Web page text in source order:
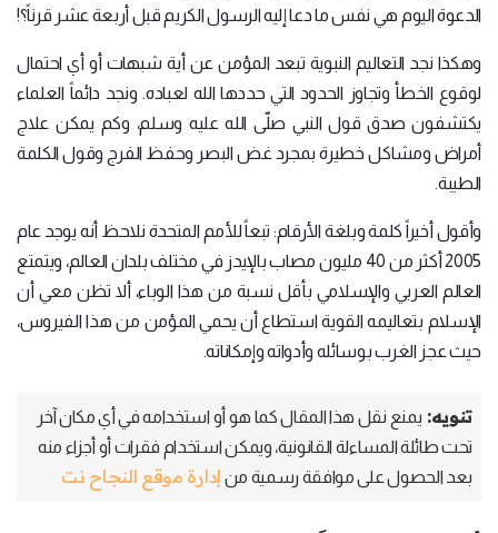
الدعوة اليوم هي نفس ما دعا إليه الرسول الكريم قبل أربعة عشر قرناً؟!
وهكذا نجد التعاليم النبوية تبعد المؤمن عن أية شبهات أو أي احتمال
لوقوع الخطأ وتجاوز الحدود التي حددها الله لعباده. ونجد دائماً العلماء
يكتشفون صدق قول النبي صلّى الله عليه وسلم، وكم يمكن علاج
أمراض ومشاكل خطيرة بمجرد غض البصر وحفظ الفرج وقول الكلمة
الطيبة.
وأقول أخيراً كلمة وبلغة الأرقام: تبعاً للأمم المتحدة نلاحظ أنه يوجد عام
2005 أكثر من 40 مليون مصاب بالإيدز في مختلف بلدان العالم، ويتمتع
العالم العربي والإسلامي بأقل نسبة من هذا الوباء، ألا تظن معي أن
الإسلام بتعاليمه القوية استطاع أن يحمي المؤمن من هذا الفيروس،
حيث عجز الغرب بوسائله وأدواته وإمكاناته.
تنويه: يمنع نقل هذا المقال كما هو أو استخدامه في أي مكان آخر
تحت طائلة المساءلة القانونية، ويمكن استخدام فقرات أو أجزاء منه
بعد الحصول على موافقة رسمية من إدارة موقع النجاح نت